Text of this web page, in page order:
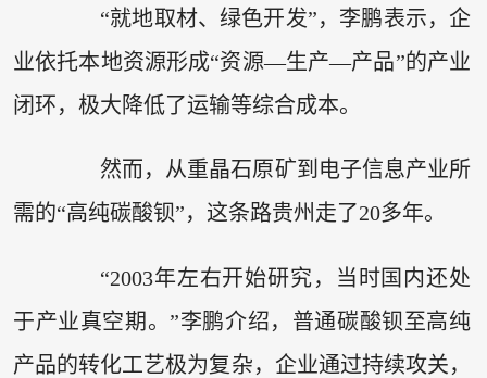
“就地取材、绿色开发”，李鹏表示，企
业依托本地资源形成“资源—生产—产品”的产业
闭环，极大降低了运输等综合成本。
然而，从重晶石原矿到电子信息产业所
需的“高纯碳酸钡”，这条路贵州走了20多年。
“2003年左右开始研究，当时国内还处
于产业真空期。”李鹏介绍，普通碳酸钡至高纯
产品的转化工艺极为复杂，企业通过持续攻关，